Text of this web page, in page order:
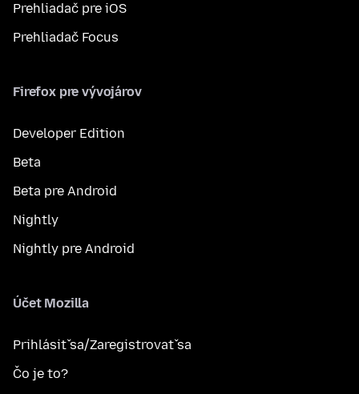
Prehliadač pre iOS
Prehliadač Focus
Firefox pre vývojárov
Developer Edition
Beta
Beta pre Android
Nightly
Nightly pre Android
Účet Mozilla
Prihlásiť sa/Zaregistrovať sa
Čo je to?